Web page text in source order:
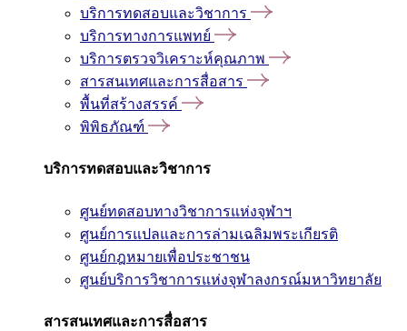
บริการทดสอบและวิชาการ
บริการทางการแพทย์
บริการตรวจวิเคราะห์คุณภาพ
สารสนเทศและการสื่อสาร
พื้นที่สร้างสรรค์
พิพิธภัณฑ์
บริการทดสอบและวิชาการ
ศูนย์ทดสอบทางวิชาการแห่งจุฬาฯ
ศูนย์การแปลและการล่ามเฉลิมพระเกียรติ
ศูนย์กฎหมายเพื่อประชาชน
ศูนย์บริการวิชาการแห่งจุฬาลงกรณ์มหาวิทยาลัย
สารสนเทศและการสื่อสาร